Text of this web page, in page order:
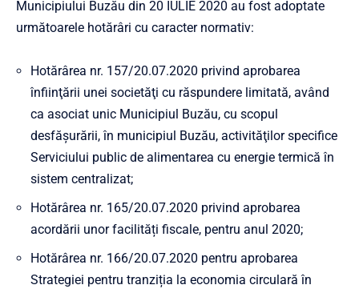
Municipiului Buzău din 20 IULIE 2020 au fost adoptate
următoarele hotărâri cu caracter normativ:
Hotărârea nr. 157/20.07.2020 privind aprobarea
înfiinţării unei societăţi cu răspundere limitată, având
ca asociat unic Municipiul Buzău, cu scopul
desfăşurării, în municipiul Buzău, activităţilor specifice
Serviciului public de alimentarea cu energie termică în
sistem centralizat;
Hotărârea nr. 165/20.07.2020 privind aprobarea
acordării unor facilități fiscale, pentru anul 2020;
Hotărârea nr. 166/20.07.2020 pentru aprobarea
Strategiei pentru tranziția la economia circulară în